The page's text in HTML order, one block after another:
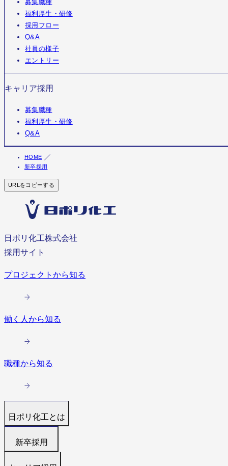
募集職種
福利厚生・研修
採用フロー
Q&A
社員の様子
エントリー
キャリア採用
募集職種
福利厚生・研修
Q&A
HOME
新卒採用
URLをコピーする
日ポリ化工株式会社
採用サイト
プロジェクトから知る
働く人から知る
職種から知る
日ポリ化工とは
トップ
新卒採用